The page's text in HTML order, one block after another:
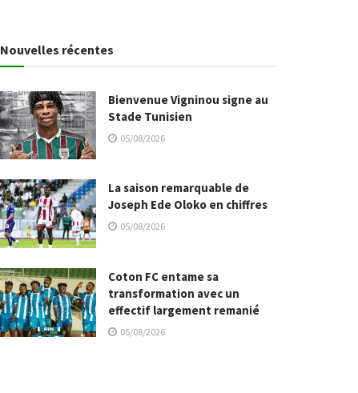
Nouvelles récentes
Bienvenue Vigninou signe au
Stade Tunisien
05/08/2026
La saison remarquable de
Joseph Ede Oloko en chiffres
05/08/2026
Coton FC entame sa
transformation avec un
effectif largement remanié
05/08/2026